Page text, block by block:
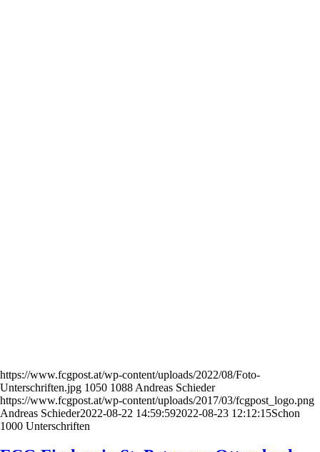
https://www.fcgpost.at/wp-content/uploads/2022/08/Foto-
Unterschriften.jpg 1050 1088 Andreas Schieder
https://www.fcgpost.at/wp-content/uploads/2017/03/fcgpost_logo.png
Andreas Schieder2022-08-22 14:59:592022-08-23 12:12:15Schon
1000 Unterschriften